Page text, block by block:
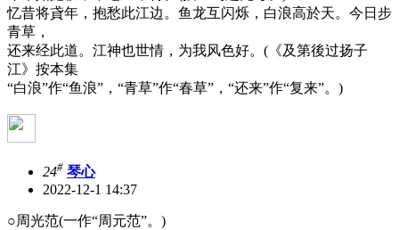
忆昔将貣年，抱愁此江边。鱼龙互闪烁，白浪高於天。今日步
青草，
还来经此道。江神也世情，为我风色好。(《及第後过扬子
江》按本集
“白浪”作“鱼浪”，“青草”作“春草”，“还来”作“复来”。)
24# 琴心
2022-12-1 14:37
○周光范(一作“周元范”。)